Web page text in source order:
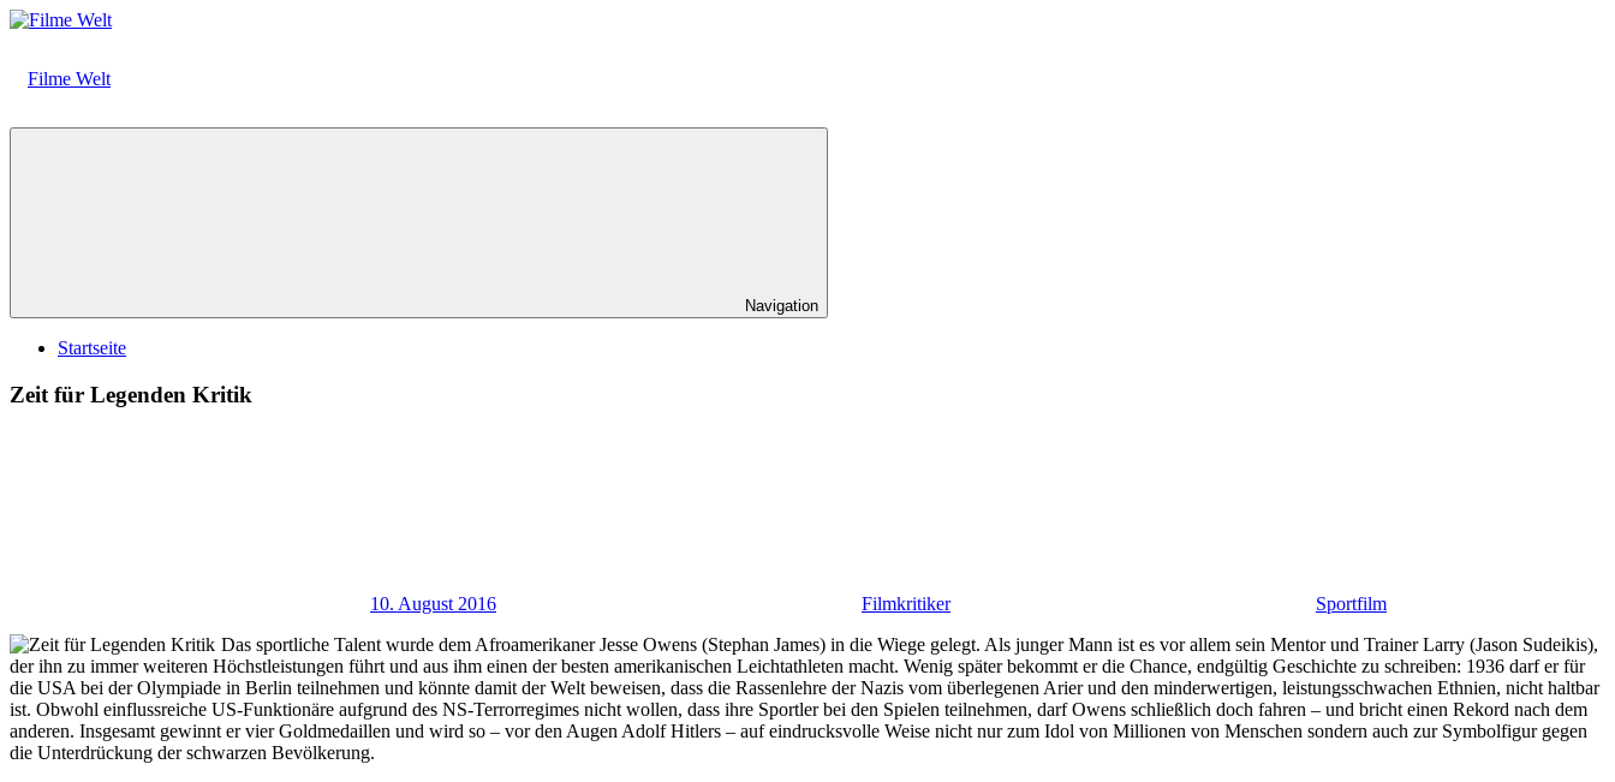
Zum
Filme Welt
Navigation
Startseite
Zeit für Legenden Kritik
10. August 2016 Filmkritiker
Sportfilm
Das sportliche Talent wurde dem Afroamerikaner Jesse Owens (Stephan James) in die Wiege gelegt. Als junger Mann ist es vor allem sein Mentor und Trainer Larry (Jason Sudeikis),
der ihn zu immer weiteren Höchstleistungen führt und aus ihm einen der besten amerikanischen Leichtathleten macht. Wenig später bekommt er die Chance, endgültig Geschichte zu schreiben: 1936 darf er für
die USA bei der Olympiade in Berlin teilnehmen und könnte damit der Welt beweisen, dass die Rassenlehre der Nazis vom überlegenen Arier und den minderwertigen, leistungsschwachen Ethnien, nicht haltbar
ist. Obwohl einflussreiche US-Funktionäre aufgrund des NS-Terrorregimes nicht wollen, dass ihre Sportler bei den Spielen teilnehmen, darf Owens schließlich doch fahren – und bricht einen Rekord nach dem
anderen. Insgesamt gewinnt er vier Goldmedaillen und wird so – vor den Augen Adolf Hitlers – auf eindrucksvolle Weise nicht nur zum Idol von Millionen von Menschen sondern auch zur Symbolfigur gegen
die Unterdrückung der schwarzen Bevölkerung.